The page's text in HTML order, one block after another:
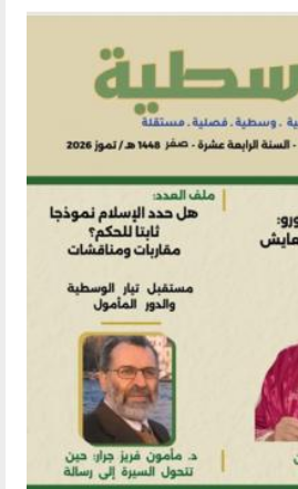
في الاعلام
طلبات الانتساب
اتصل بنا
أرسل لنا
إنجليزية